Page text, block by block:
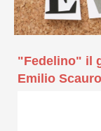
"Fedelino" il
Emilio Scauro